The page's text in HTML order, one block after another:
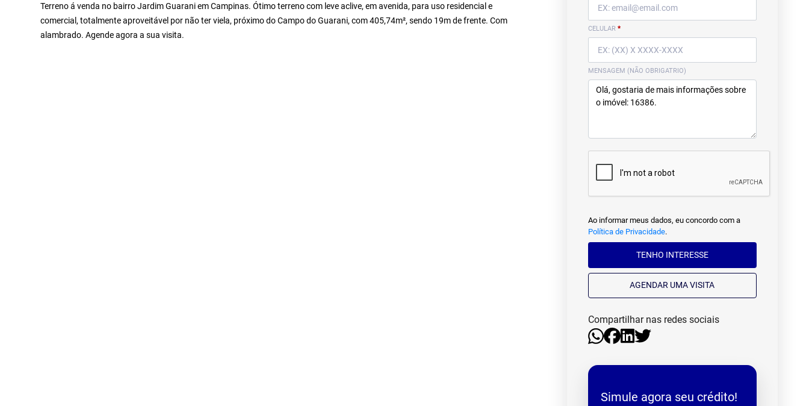
Terreno á venda no bairro Jardim Guarani em Campinas. Ótimo terreno com leve aclive, em avenida, para uso residencial e
comercial, totalmente aproveitável por não ter viela, próximo do Campo do Guarani, com 405,74m², sendo 19m de frente. Com
alambrado. Agende agora a sua visita.
CELULAR *
MENSAGEM (NÃO OBRIGATRIO)
Ao informar meus dados, eu concordo com a
Política de Privacidade.
TENHO INTERESSE
AGENDAR UMA VISITA
Compartilhar nas redes sociais
Simule agora seu crédito!